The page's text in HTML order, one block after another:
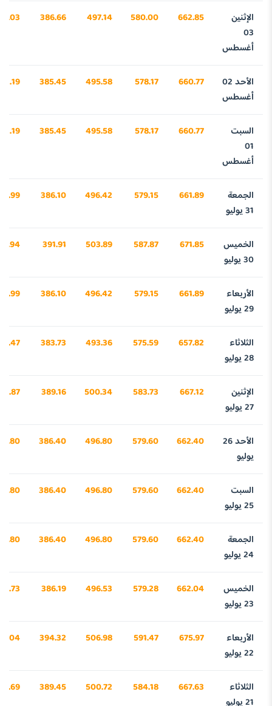
الإثنين
03
أغسطس
662.85
580.00
497.14
386.66
الأحد 02
أغسطس
660.77
578.17
495.58
385.45
السبت
01
أغسطس
660.77
578.17
495.58
385.45
الجمعة
31 يوليو
661.89
579.15
496.42
386.10
الخميس
30 يوليو
671.85
587.87
503.89
391.91
الأربعاء
29 يوليو
661.89
579.15
496.42
386.10
الثلاثاء
28 يوليو
657.82
575.59
493.36
383.73
الإثنين
27 يوليو
667.12
583.73
500.34
389.16
الأحد 26
يوليو
662.40
579.60
496.80
386.40
السبت
25 يوليو
662.40
579.60
496.80
386.40
الجمعة
24 يوليو
662.40
579.60
496.80
386.40
الخميس
23 يوليو
662.04
579.28
496.53
386.19
الأربعاء
22 يوليو
675.97
591.47
506.98
394.32
الثلاثاء
21 يوليو
667.63
584.18
500.72
389.45